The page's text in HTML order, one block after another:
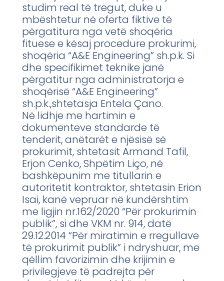
studim real të tregut, duke u
mbështetur në oferta fiktive të
përgatitura nga vetë shoqëria
fituese e kësaj procedure prokurimi,
shoqëria “A&E Engineering” sh.p.k. Si
dhe specifikimet teknike janë
përgatitur nga administratorja e
shoqërisë “A&E Engineering”
sh.p.k.,shtetasja Entela Çano.
Në lidhje me hartimin e
dokumenteve standarde të
tenderit, anëtarët e njësisë së
prokurimit, shtetasit Armand Tafil,
Erjon Cenko, Shpëtim Liço, në
bashkëpunim me titullarin e
autoritetit kontraktor, shtetasin Erion
Isai, kanë vepruar në kundërshtim
me ligjin nr.162/2020 “Për prokurimin
publik”, si dhe VKM nr. 914, datë
29.12.2014 “Për miratimin e rregullave
të prokurimit publik” i ndryshuar, me
qëllim favorizimin dhe krijimin e
privilegjeve të padrejta për